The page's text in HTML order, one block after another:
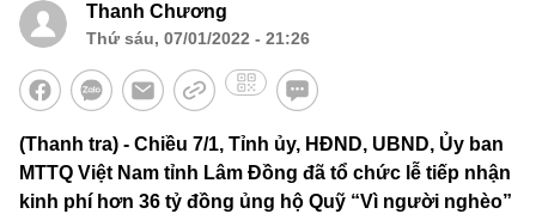
Thanh Chương
Thứ sáu, 07/01/2022 - 21:26
(Thanh tra) - Chiều 7/1, Tỉnh ủy, HĐND, UBND, Ủy ban
MTTQ Việt Nam tỉnh Lâm Đồng đã tổ chức lễ tiếp nhận
kinh phí hơn 36 tỷ đồng ủng hộ Quỹ “Vì người nghèo”